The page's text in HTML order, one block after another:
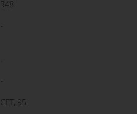
348
-
-
-
CET, 95